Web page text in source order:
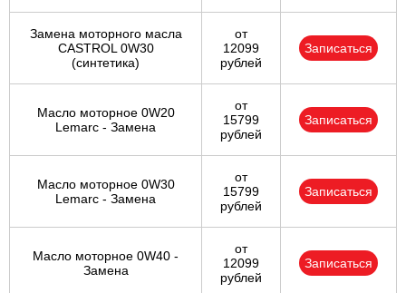
Замена моторного масла
CASTROL 0W30
(синтетика)
от
12099
рублей
Записаться
Масло моторное 0W20
Lemarc - Замена
от
15799
рублей
Записаться
Масло моторное 0W30
Lemarc - Замена
от
15799
рублей
Записаться
Масло моторное 0W40 -
Замена
от
12099
рублей
Записаться